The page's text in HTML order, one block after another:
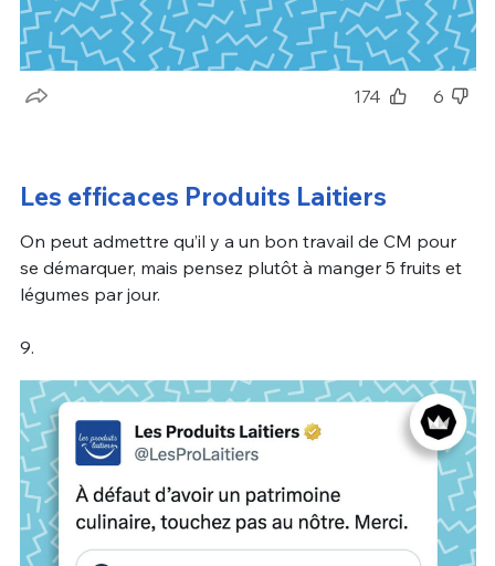
174 6
Les efficaces Produits Laitiers
On peut admettre qu’il y a un bon travail de CM pour
se démarquer, mais pensez plutôt à manger 5 fruits et
légumes par jour.
9.